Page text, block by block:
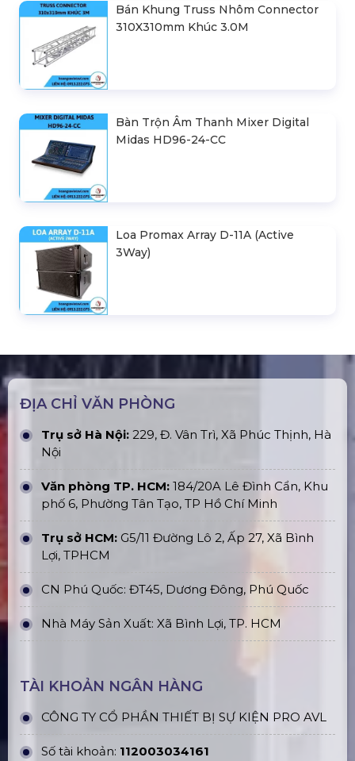
Bán Khung Truss Nhôm Connector
310X310mm Khúc 3.0M
Bàn Trộn Âm Thanh Mixer Digital
Midas HD96-24-CC
Loa Promax Array D-11A (Active
3Way)
ĐỊA CHỈ VĂN PHÒNG
Trụ sở Hà Nội: 229, Đ. Vân Trì, Xã Phúc Thịnh, Hà
Nội
Văn phòng TP. HCM: 184/20A Lê Đình Cẩn, Khu
phố 6, Phường Tân Tạo, TP Hồ Chí Minh
Trụ sở HCM: G5/11 Đường Lô 2, Ấp 27, Xã Bình
Lợi, TPHCM
CN Phú Quốc: ĐT45, Dương Đông, Phú Quốc
Nhà Máy Sản Xuất: Xã Bình Lợi, TP. HCM
TÀI KHOẢN NGÂN HÀNG
CÔNG TY CỔ PHẦN THIẾT BỊ SỰ KIỆN PRO AVL
Số tài khoản: 112003034161